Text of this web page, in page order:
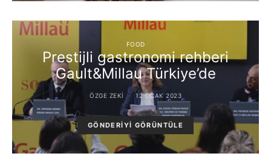
FOOD
Prestijli gastronomi rehberi
Gault&Millau Türkiye’de
ÖZGE ZEKI 12 OCAK 2023
GÖNDERIYI GÖRÜNTÜLE